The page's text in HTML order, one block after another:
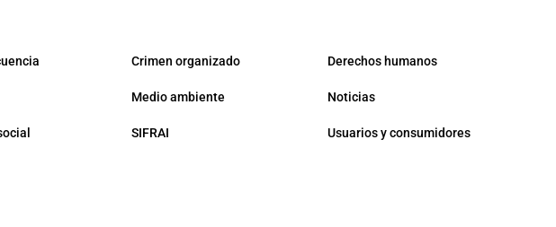
Crimen organizado Derechos humanos
Medio ambiente Noticias
SIFRAI Usuarios y consumidores